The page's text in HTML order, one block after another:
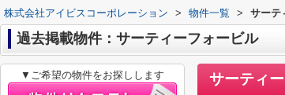
株式会社アイビスコーポレーション > 物件一覧 > サーテ
過去掲載物件：サーティーフォービル
サーティ
▼ご希望の物件をお探しします